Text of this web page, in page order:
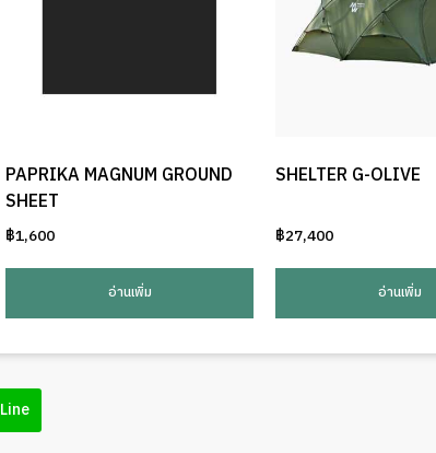
PAPRIKA MAGNUM GROUND
SHEET
฿1,600
อ่านเพิ่ม
SHELTER G-OLIVE
฿27,400
อ่านเพิ่ม
Line